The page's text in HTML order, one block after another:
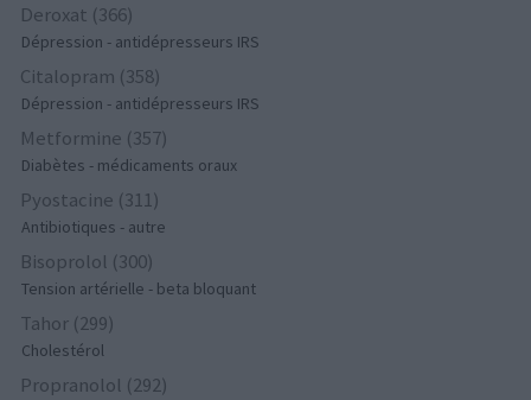
Deroxat (366)
Dépression - antidépresseurs IRS
Citalopram (358)
Dépression - antidépresseurs IRS
Metformine (357)
Diabètes - médicaments oraux
Pyostacine (311)
Antibiotiques - autre
Bisoprolol (300)
Tension artérielle - beta bloquant
Tahor (299)
Cholestérol
Propranolol (292)